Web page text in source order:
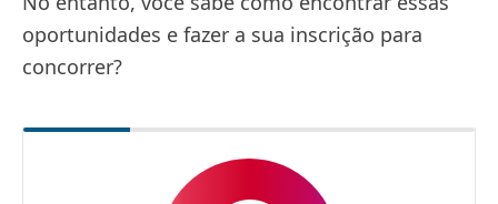
oportunidades e fazer a sua inscrição para
concorrer?